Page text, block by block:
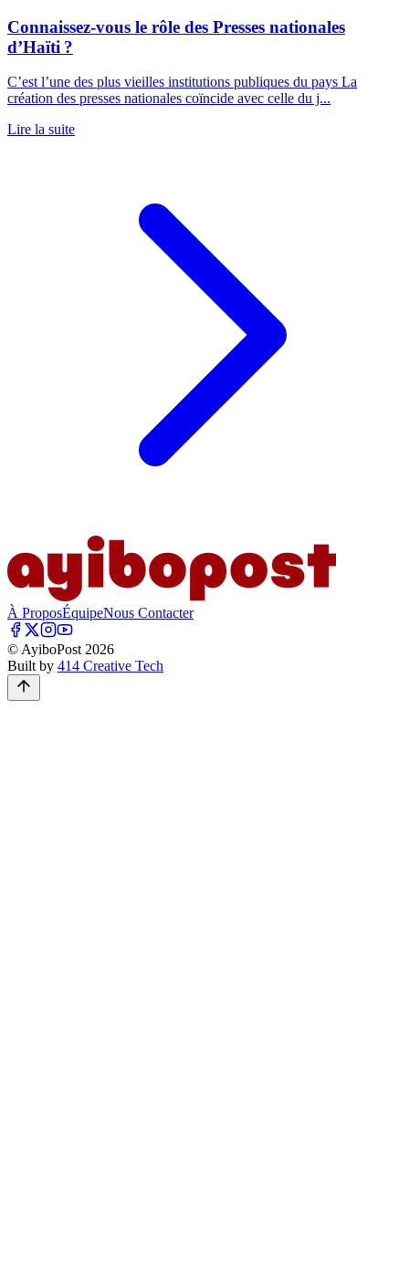
Connaissez-vous le rôle des Presses nationales
d’Haïti ?
C’est l’une des plus vieilles institutions publiques du pays La
création des presses nationales coïncide avec celle du j...
Lire la suite
À ProposÉquipeNous Contacter
© AyiboPost 2026
Built by 414 Creative Tech